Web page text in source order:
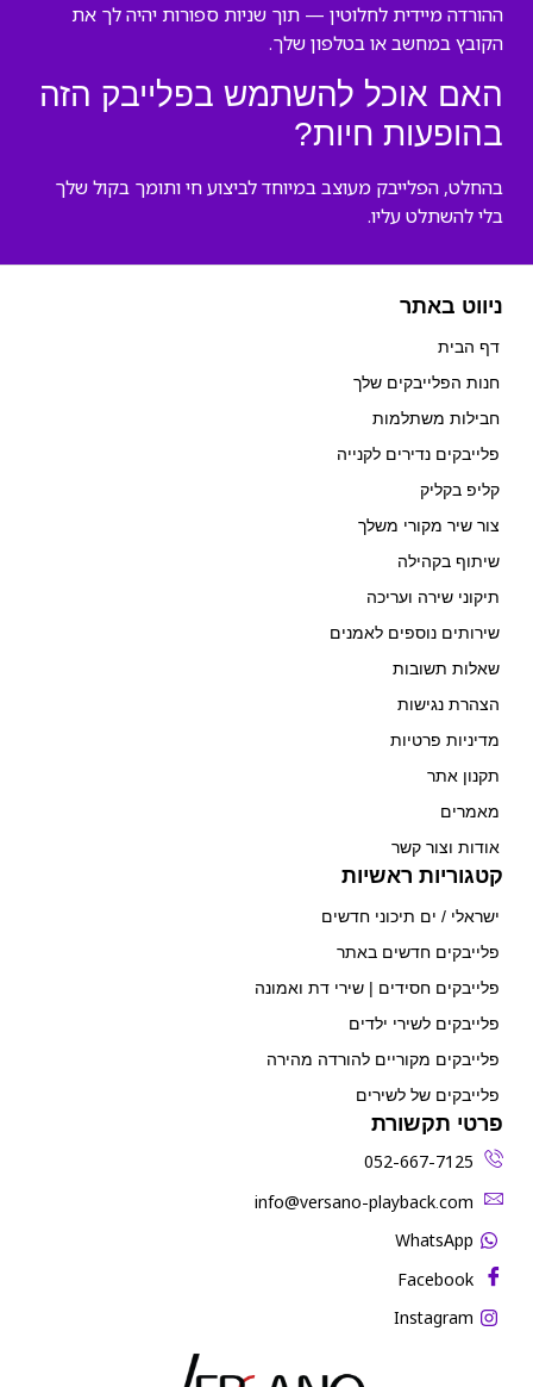
ההורדה מיידית לחלוטין — תוך שניות ספורות יהיה לך את
הקובץ במחשב או בטלפון שלך.
האם אוכל להשתמש בפלייבק הזה
בהופעות חיות?
בהחלט, הפלייבק מעוצב במיוחד לביצוע חי ותומך בקול שלך
בלי להשתלט עליו.
ניווט באתר
דף הבית
חנות הפלייבקים שלך
חבילות משתלמות
פלייבקים נדירים לקנייה
קליפ בקליק
צור שיר מקורי משלך
שיתוף בקהילה
תיקוני שירה ועריכה
שירותים נוספים לאמנים
שאלות תשובות
הצהרת נגישות
מדיניות פרטיות
תקנון אתר
מאמרים
אודות וצור קשר
קטגוריות ראשיות
ישראלי / ים תיכוני חדשים
פלייבקים חדשים באתר
פלייבקים חסידים | שירי דת ואמונה
פלייבקים לשירי ילדים
פלייבקים מקוריים להורדה מהירה
פלייבקים של לשירים
פרטי תקשורת
052-667-7125
‫info@versano-playback.com‬
WhatsApp
Facebook
Instagram